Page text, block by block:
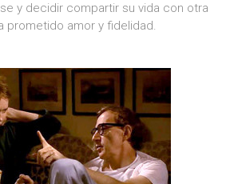
y decidir compartir su vida con otra
prometido amor y fidelidad.